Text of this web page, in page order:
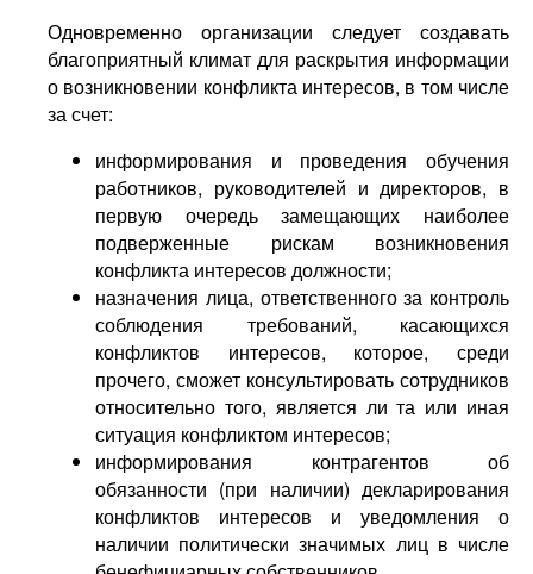
Одновременно организации следует создавать
благоприятный климат для раскрытия информации
о возникновении конфликта интересов, в том числе
за счет:
информирования и проведения обучения
работников, руководителей и директоров, в
первую очередь замещающих наиболее
подверженные рискам возникновения
конфликта интересов должности;
назначения лица, ответственного за контроль
соблюдения требований, касающихся
конфликтов интересов, которое, среди
прочего, сможет консультировать сотрудников
относительно того, является ли та или иная
ситуация конфликтом интересов;
информирования контрагентов об
обязанности (при наличии) декларирования
конфликтов интересов и уведомления о
наличии политически значимых лиц в числе